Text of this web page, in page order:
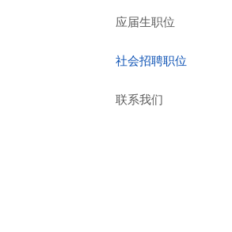
应届生职位
社会招聘职位
联系我们